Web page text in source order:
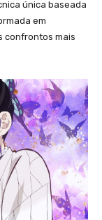
única baseada
em
confrontos mais